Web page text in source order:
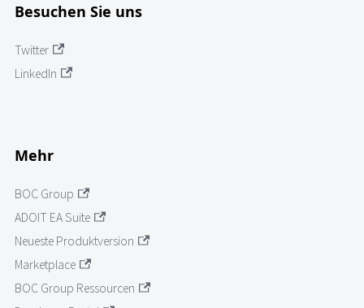
Besuchen Sie uns
Twitter
LinkedIn
Mehr
BOC Group
ADOIT EA Suite
Neueste Produktversion
Marketplace
BOC Group Ressourcen